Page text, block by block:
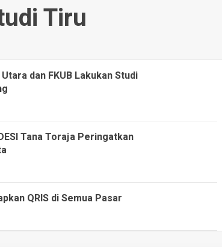
Tiru
dan FKUB Lakukan Studi
Tana Toraja Peringatkan
QRIS di Semua Pasar